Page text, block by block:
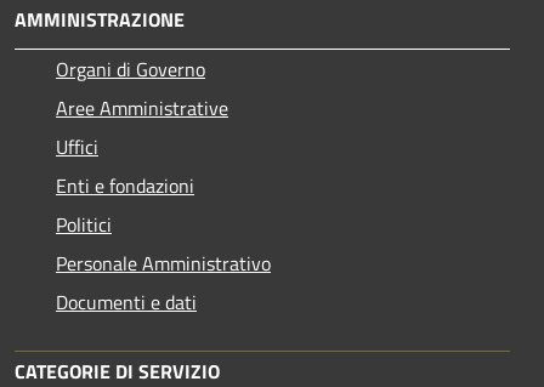
AMMINISTRAZIONE
Organi di Governo
Aree Amministrative
Uffici
Enti e fondazioni
Politici
Personale Amministrativo
Documenti e dati
CATEGORIE DI SERVIZIO